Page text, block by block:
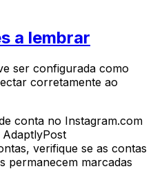
a lembrar
ser configurada como
corretamente ao
conta no Instagram.com
verifique se as contas
permanecem marcadas